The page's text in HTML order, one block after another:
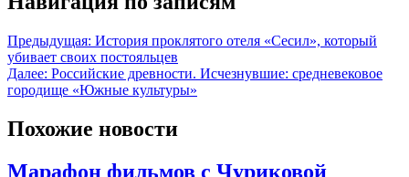
Предыдущая: История проклятого отеля «Сесил», который
убивает своих постояльцев
Далее: Российские древности. Исчезнувшие: средневековое
городище «Южные культуры»
Похожие новости
Марафон фильмов с Чуриковой